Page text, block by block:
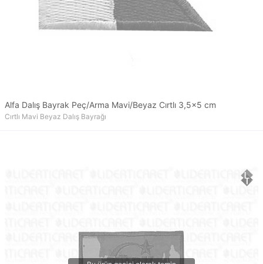
Alfa Dalış Bayrak Peç/Arma Mavi/Beyaz Cırtlı 3,5x5 cm
Cırtlı Mavi Beyaz Dalış Bayrağı